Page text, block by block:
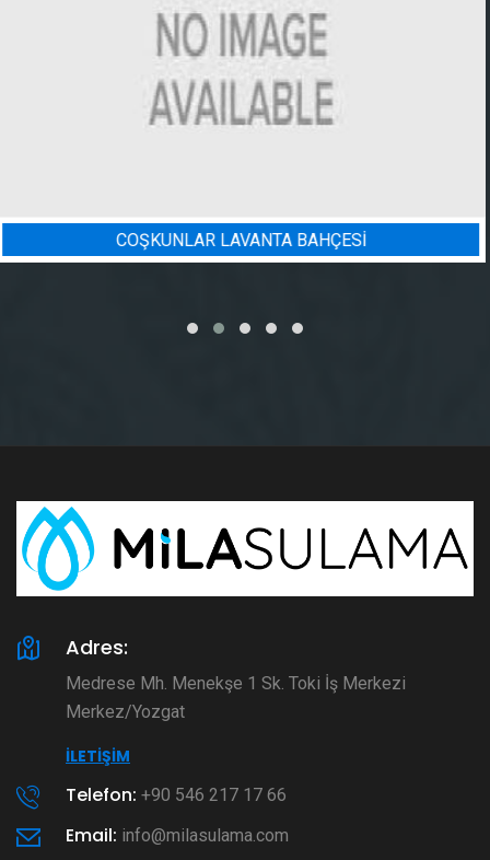
BADEM BAHÇESI SULAMA
Adres:
Medrese Mh. Menekşe 1 Sk. Toki İş Merkezi
Merkez/Yozgat
İLETIŞIM
Telefon: +90 546 217 17 66
Email: info@milasulama.com